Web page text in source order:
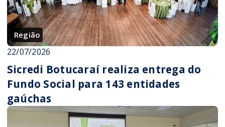
Região
22/07/2026
Sicredi Botucaraí realiza entrega do
Fundo Social para 143 entidades
gaúchas